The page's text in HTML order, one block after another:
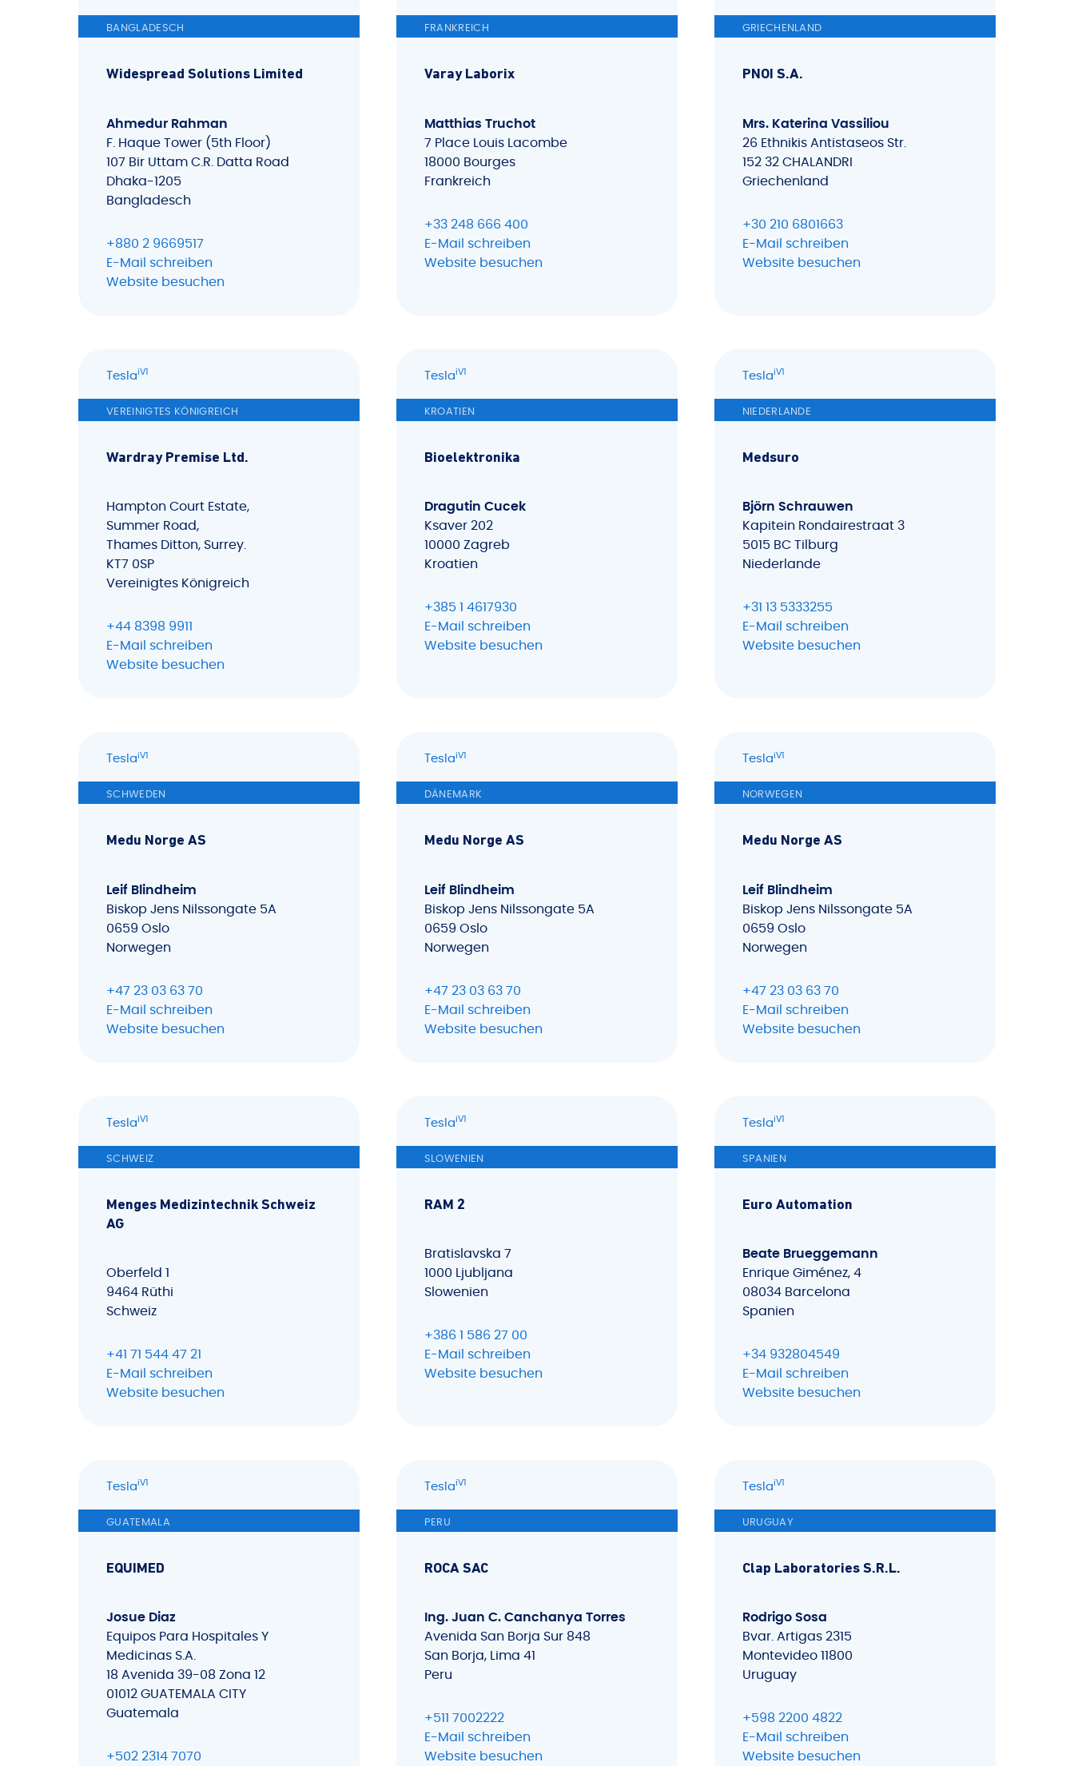
BANGLADESCH
Widespread Solutions Limited
Ahmedur Rahman
F. Haque Tower (5th Floor)
107 Bir Uttam C.R. Datta Road
Dhaka-1205
Bangladesch
+880 2 9669517
E-Mail schreiben
Website besuchen
FRANKREICH
Varay Laborix
Matthias Truchot
7 Place Louis Lacombe
18000 Bourges
Frankreich
+33 248 666 400
E-Mail schreiben
Website besuchen
GRIECHENLAND
PNOI S.A.
Mrs. Katerina Vassiliou
26 Ethnikis Antistaseos Str.
152 32 CHALANDRI
Griechenland
+30 210 6801663
E-Mail schreiben
Website besuchen
TeslaiV1
VEREINIGTES KÖNIGREICH
Wardray Premise Ltd.
Hampton Court Estate,
Summer Road,
Thames Ditton, Surrey.
KT7 0SP
Vereinigtes Königreich
+44 8398 9911
E-Mail schreiben
Website besuchen
TeslaiV1
KROATIEN
Bioelektronika
Dragutin Cucek
Ksaver 202
10000 Zagreb
Kroatien
+385 1 4617930
E-Mail schreiben
Website besuchen
TeslaiV1
NIEDERLANDE
Medsuro
Björn Schrauwen
Kapitein Rondairestraat 3
5015 BC Tilburg
Niederlande
+31 13 5333255
E-Mail schreiben
Website besuchen
TeslaiV1
SCHWEDEN
Medu Norge AS
Leif Blindheim
Biskop Jens Nilssongate 5A
0659 Oslo
Norwegen
+47 23 03 63 70
E-Mail schreiben
Website besuchen
TeslaiV1
DÄNEMARK
Medu Norge AS
Leif Blindheim
Biskop Jens Nilssongate 5A
0659 Oslo
Norwegen
+47 23 03 63 70
E-Mail schreiben
Website besuchen
TeslaiV1
NORWEGEN
Medu Norge AS
Leif Blindheim
Biskop Jens Nilssongate 5A
0659 Oslo
Norwegen
+47 23 03 63 70
E-Mail schreiben
Website besuchen
TeslaiV1
SCHWEIZ
Menges Medizintechnik Schweiz
AG
Oberfeld 1
9464 Rüthi
Schweiz
+41 71 544 47 21
E-Mail schreiben
Website besuchen
TeslaiV1
SLOWENIEN
RAM 2
Bratislavska 7
1000 Ljubljana
Slowenien
+386 1 586 27 00
E-Mail schreiben
Website besuchen
TeslaiV1
SPANIEN
Euro Automation
Beate Brueggemann
Enrique Giménez, 4
08034 Barcelona
Spanien
+34 932804549
E-Mail schreiben
Website besuchen
TeslaiV1
GUATEMALA
EQUIMED
Josue Diaz
Equipos Para Hospitales Y
Medicinas S.A.
18 Avenida 39-08 Zona 12
01012 GUATEMALA CITY
Guatemala
+502 2314 7070
TeslaiV1
PERU
ROCA SAC
Ing. Juan C. Canchanya Torres
Avenida San Borja Sur 848
San Borja, Lima 41
Peru
+511 7002222
E-Mail schreiben
Website besuchen
TeslaiV1
URUGUAY
Clap Laboratories S.R.L.
Rodrigo Sosa
Bvar. Artigas 2315
Montevideo 11800
Uruguay
+598 2200 4822
E-Mail schreiben
Website besuchen